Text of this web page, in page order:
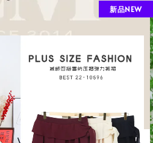
新品NEW